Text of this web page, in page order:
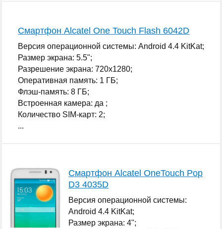
Смартфон Alcatel One Touch Flash 6042D
Версия операционной системы: Android 4.4 KitKat;
Размер экрана: 5.5";
Разрешение экрана: 720x1280;
Оперативная память: 1 ГБ;
Флэш-память: 8 ГБ;
Встроенная камера: да ;
Количество SIM-карт: 2;
...
Смартфон Alcatel OneTouch Pop
D3 4035D
Версия операционной системы:
Android 4.4 KitKat;
Размер экрана: 4";